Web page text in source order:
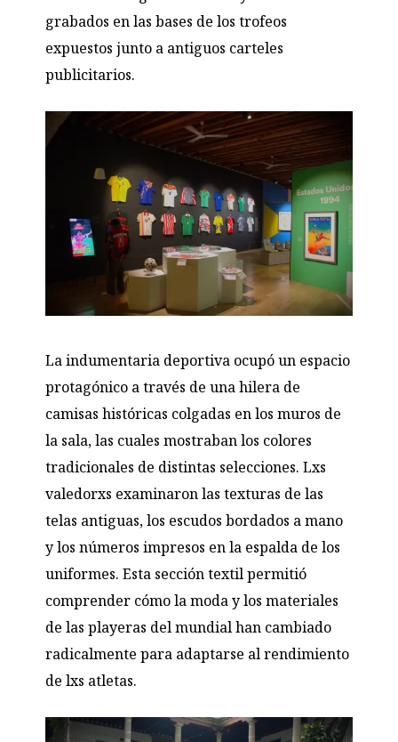
grabados en las bases de los trofeos
expuestos junto a antiguos carteles
publicitarios.
La indumentaria deportiva ocupó un espacio
protagónico a través de una hilera de
camisas históricas colgadas en los muros de
la sala, las cuales mostraban los colores
tradicionales de distintas selecciones. Lxs
valedorxs examinaron las texturas de las
telas antiguas, los escudos bordados a mano
y los números impresos en la espalda de los
uniformes. Esta sección textil permitió
comprender cómo la moda y los materiales
de las playeras del mundial han cambiado
radicalmente para adaptarse al rendimiento
de lxs atletas.